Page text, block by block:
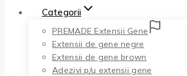
Categorii
PREMADE Extensii Gene
Extensii de gene negre
Extensii de gene brown
Adezivi p/u extensii gene